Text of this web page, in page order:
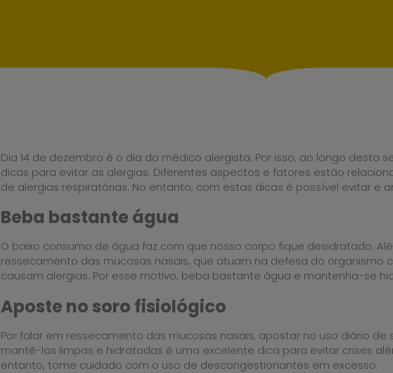
Dia 14 de dezembro é o dia do médico alergista. Por isso, ao longo desta
dicas para evitar as alergias. Diferentes aspectos e fatores estão
de alergias respiratórias. No entanto, com estas dicas é possível evitar e
Beba bastante água
O baixo consumo de água faz com que nosso corpo fique desidratado.
ressecamento das mucosas nasais, que atuam na defesa do organismo
causam alergias. Por esse motivo, beba bastante água e mantenha-se
Aposte no soro fisiológico
Por falar em ressecamento das mucosas nasais, apostar no uso diário de
mantê-las limpas e hidratadas é uma excelente dica para evitar crises
entanto, tome cuidado com o uso de descongestionantes em excesso.